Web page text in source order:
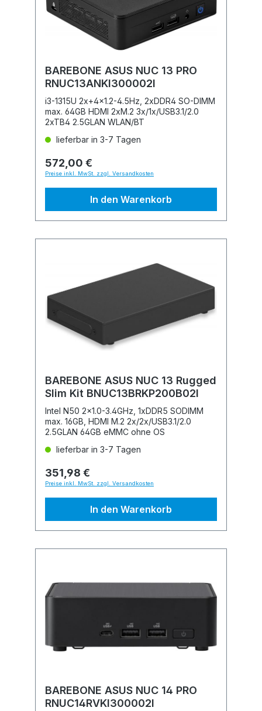
BAREBONE ASUS NUC 13 PRO
RNUC13ANKI300002I
i3-1315U 2x+4x1.2-4.5Hz, 2xDDR4 SO-DIMM
max. 64GB HDMI 2xM.2 3x/1x/USB3.1/2.0
2xTB4 2.5GLAN WLAN/BT
lieferbar in 3-7 Tagen
572,00 €
Preise inkl. MwSt. zzgl. Versandkosten
In den Warenkorb
BAREBONE ASUS NUC 13 Rugged
Slim Kit BNUC13BRKP200B02I
Intel N50 2x1.0-3.4GHz, 1xDDR5 SODIMM
max. 16GB, HDMI M.2 2x/2x/USB3.1/2.0
2.5GLAN 64GB eMMC ohne OS
lieferbar in 3-7 Tagen
351,98 €
Preise inkl. MwSt. zzgl. Versandkosten
In den Warenkorb
BAREBONE ASUS NUC 14 PRO
RNUC14RVKI300002I